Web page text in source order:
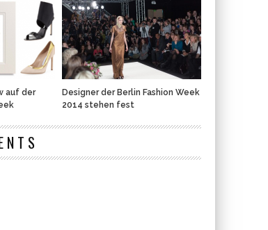
auf der
Designer der Berlin Fashion Week
2014 stehen fest